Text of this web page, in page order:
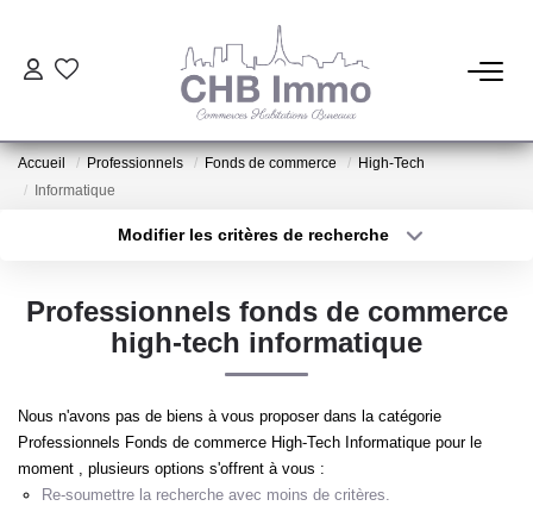
ESTIMATION
LOCATIONS
NOTRE AGENCE
Accueil Professionnels Fonds de commerce
High-Tech
Informatique
Modifier les critères de recherche
Sélectionnez...
Type de bien
Surface min
Créer une alerte
Professionnels fonds de commerce
high-tech informatique
Nous n'avons pas de biens à vous proposer dans la catégorie
Professionnels Fonds de commerce High-Tech Informatique pour le
moment , plusieurs options s'offrent à vous :
Re-soumettre la recherche avec moins de critères.